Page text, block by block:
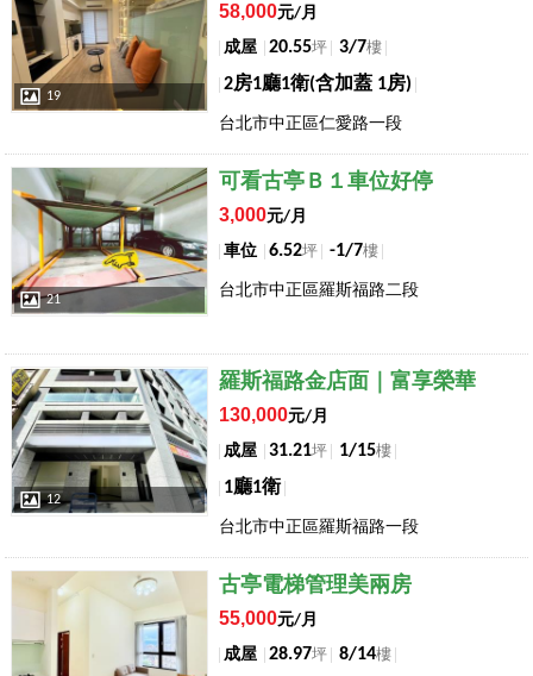
19
58,000元/月
成屋
20.55坪 3/7樓
2房1廳1衛(含加蓋 1房)
台北市中正區仁愛路一段
店長推薦
21
可看古亭Ｂ１車位好停
3,000元/月
車位
6.52坪 -1/7樓
台北市中正區羅斯福路二段
店長推薦
12
羅斯福路金店面｜富享榮華
130,000元/月
成屋
31.21坪 1/15樓
1廳1衛
台北市中正區羅斯福路一段
店長推薦 古亭電梯管理美兩房
55,000元/月
成屋
28.97坪 8/14樓